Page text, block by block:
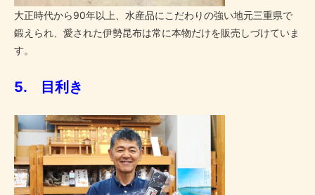
大正時代から90年以上、水産品にこだわりの強い地元三重県で
鍛えられ、愛された伊勢昆布は常に本物だけを販売しづけていま
す。
5. 目利き